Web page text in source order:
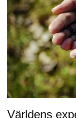
Världens